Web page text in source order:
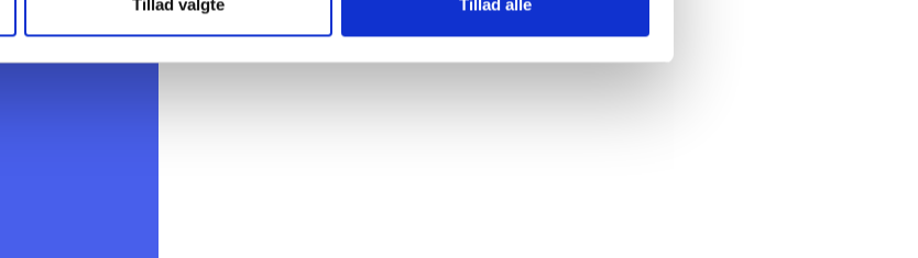
Tillad valgte Tillad alle